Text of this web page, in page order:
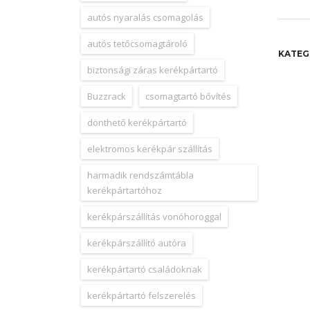
autós nyaralás csomagolás
autós tetőcsomagtároló
biztonsági záras kerékpártartó
Buzzrack csomagtartó bővítés
dönthető kerékpártartó
elektromos kerékpár szállítás
harmadik rendszámtábla
kerékpártartóhoz
kerékpárszállítás vonóhoroggal
kerékpárszállító autóra
kerékpártartó családoknak
kerékpártartó felszerelés